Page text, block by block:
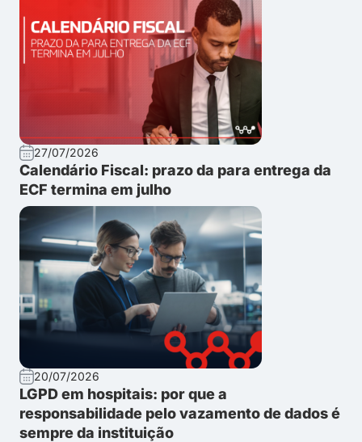
27/07/2026
Calendário Fiscal: prazo da para entrega da
ECF termina em julho
20/07/2026
LGPD em hospitais: por que a
responsabilidade pelo vazamento de dados é
sempre da instituição